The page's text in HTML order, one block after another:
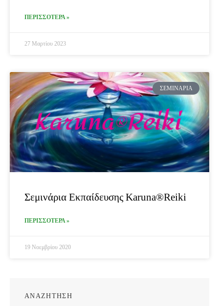
ΠΕΡΙΣΣΟΤΕΡΑ »
27 Μαρτίου 2023
ΣΕΜΙΝΆΡΙΑ
Σεμινάρια Εκπαίδευσης Karuna®Reiki
ΠΕΡΙΣΣΟΤΕΡΑ »
19 Νοεμβρίου 2020
ΑΝΑΖΗΤΗΣΗ